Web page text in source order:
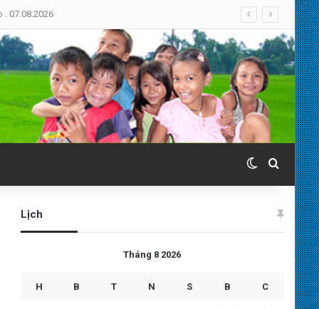
Switch skin
Search
Lịch
Tháng 8 2026
H B T N S B C